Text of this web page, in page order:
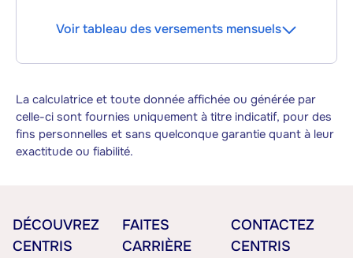
Voir tableau des versements mensuels
La calculatrice et toute donnée affichée ou générée par
celle-ci sont fournies uniquement à titre indicatif, pour des
fins personnelles et sans quelconque garantie quant à leur
exactitude ou fiabilité.
DÉCOUVREZ
CENTRIS
FAITES
CARRIÈRE
CONTACTEZ
CENTRIS